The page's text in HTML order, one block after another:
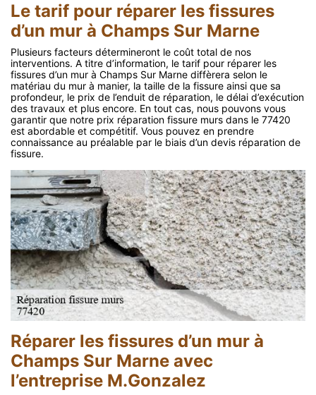
Le tarif pour réparer les fissures
d’un mur à Champs Sur Marne
Plusieurs facteurs détermineront le coût total de nos
interventions. A titre d’information, le tarif pour réparer les
fissures d’un mur à Champs Sur Marne diffèrera selon le
matériau du mur à manier, la taille de la fissure ainsi que sa
profondeur, le prix de l’enduit de réparation, le délai d’exécution
des travaux et plus encore. En tout cas, nous pouvons vous
garantir que notre prix réparation fissure murs dans le 77420
est abordable et compétitif. Vous pouvez en prendre
connaissance au préalable par le biais d’un devis réparation de
fissure.
Réparer les fissures d’un mur à
Champs Sur Marne avec
l’entreprise M.Gonzalez